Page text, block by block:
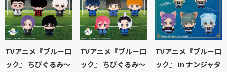
TVアニメ『ブルーロ
ック』 ちびぐるみ～
TVアニメ『ブルーロ
ック』 ちびぐるみ～
TVアニメ『ブルーロ
ック』 in ナンジャタ